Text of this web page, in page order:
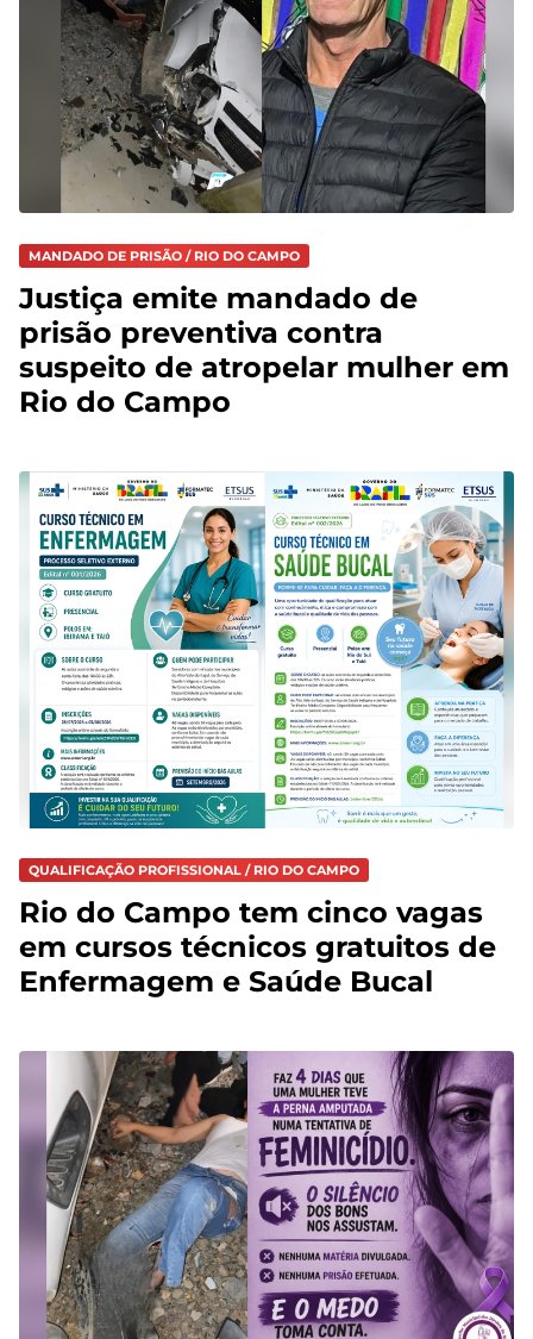
MANDADO DE PRISÃO / RIO DO CAMPO
Justiça emite mandado de
prisão preventiva contra
suspeito de atropelar mulher em
Rio do Campo
QUALIFICAÇÃO PROFISSIONAL / RIO DO CAMPO
Rio do Campo tem cinco vagas
em cursos técnicos gratuitos de
Enfermagem e Saúde Bucal